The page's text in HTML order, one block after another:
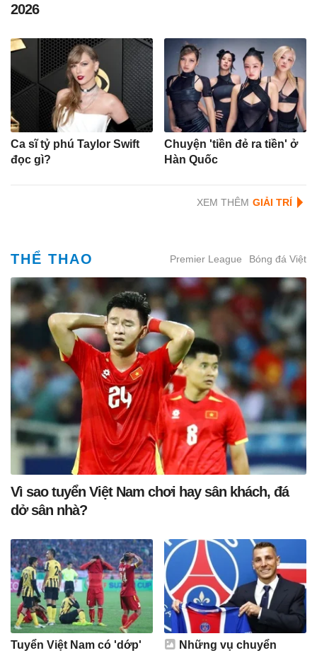
2026
Ca sĩ tỷ phú Taylor Swift
đọc gì?
Chuyện 'tiền đẻ ra tiền' ở
Hàn Quốc
XEM THÊM
THỂ THAO Premier League Bóng đá Việt
Vì sao tuyển Việt Nam chơi hay sân khách, đá
dở sân nhà?
Tuyển Việt Nam có 'dớp'
Những vụ chuyển